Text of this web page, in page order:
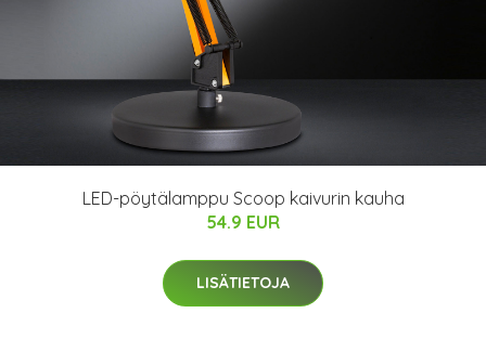
LED-pöytälamppu Scoop kaivurin kauha
54.9 EUR
LISÄTIETOJA